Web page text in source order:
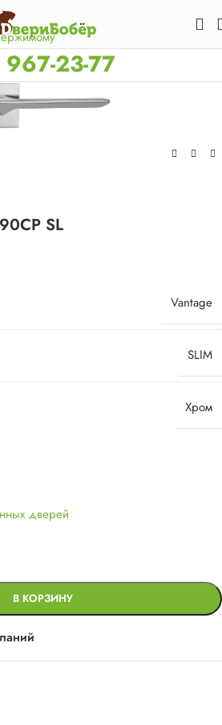
км. от КАД.
967-23-77
SL
Vantage
SLIM
Хром
дверей
В КОРЗИНУ